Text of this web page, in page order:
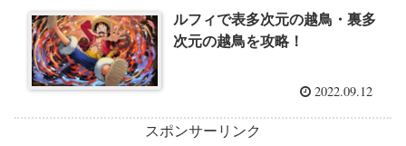
ルフィで表多次元の越鳥・裏多
次元の越鳥を攻略！
2022.09.12
スポンサーリンク